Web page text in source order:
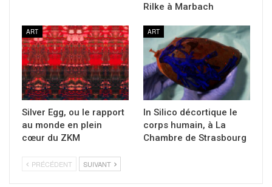
Rilke à Marbach
ART
Silver Egg, ou le rapport
au monde en plein
cœur du ZKM
ART
In Silico décortique le
corps humain, à La
Chambre de Strasbourg
PRÉCÉDENT SUIVANT